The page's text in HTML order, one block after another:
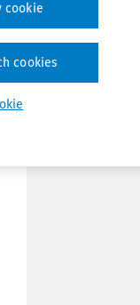
cookies
cookie